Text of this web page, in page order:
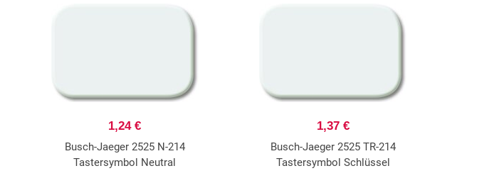
1,24 €
Busch-Jaeger 2525 N-214
Tastersymbol Neutral
1,37 €
Busch-Jaeger 2525 TR-214
Tastersymbol Schlüssel